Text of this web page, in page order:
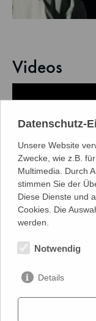
Videos
zum
Datenschutz-
Unsere Website
Zwecke, wie z.B.
Multimedia. Durch
stimmen Sie der
Diese Dienste und
Cookies. Die
werden.
Notwendig
Details